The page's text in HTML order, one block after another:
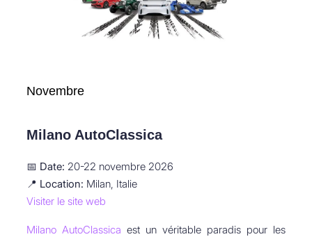
Novembre
Milano AutoClassica
📅 Date: 20-22 novembre 2026
📍 Location: Milan, Italie
Visiter le site web
Milano AutoClassica est un véritable paradis pour les